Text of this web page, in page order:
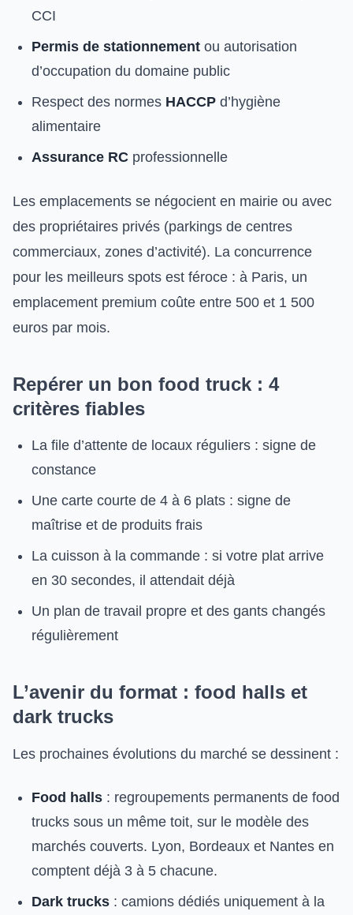
CCI
Permis de stationnement ou autorisation
d’occupation du domaine public
Respect des normes HACCP d’hygiène
alimentaire
Assurance RC professionnelle
Les emplacements se négocient en mairie ou avec
des propriétaires privés (parkings de centres
commerciaux, zones d’activité). La concurrence
pour les meilleurs spots est féroce : à Paris, un
emplacement premium coûte entre 500 et 1 500
euros par mois.
Repérer un bon food truck : 4
critères fiables
La file d’attente de locaux réguliers : signe de
constance
Une carte courte de 4 à 6 plats : signe de
maîtrise et de produits frais
La cuisson à la commande : si votre plat arrive
en 30 secondes, il attendait déjà
Un plan de travail propre et des gants changés
régulièrement
L’avenir du format : food halls et
dark trucks
Les prochaines évolutions du marché se dessinent :
Food halls : regroupements permanents de food
trucks sous un même toit, sur le modèle des
marchés couverts. Lyon, Bordeaux et Nantes en
comptent déjà 3 à 5 chacune.
Dark trucks : camions dédiés uniquement à la